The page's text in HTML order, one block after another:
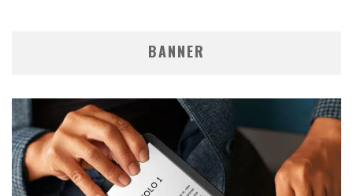
BANNER